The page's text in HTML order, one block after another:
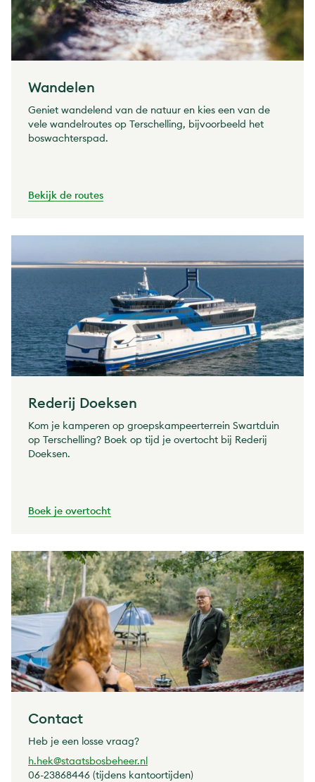
Wandelen
Geniet wandelend van de natuur en kies een van de
vele wandelroutes op Terschelling, bijvoorbeeld het
boswachterspad.
Bekijk de routes
Rederij Doeksen
Kom je kamperen op groepskampeerterrein Swartduin
op Terschelling? Boek op tijd je overtocht bij Rederij
Doeksen.
Boek je overtocht
Contact
Heb je een losse vraag?
h.hek@staatsbosbeheer.nl
06-23868446 (tijdens kantoortijden)